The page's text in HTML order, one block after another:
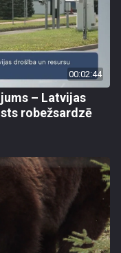
00:02:44
– Latvijas
robežsardzē